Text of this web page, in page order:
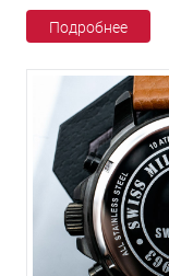
Подробнее